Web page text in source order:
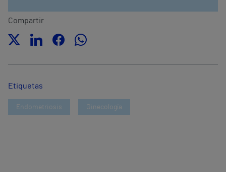
Compartir
Etiquetas
Endometriosis Ginecología